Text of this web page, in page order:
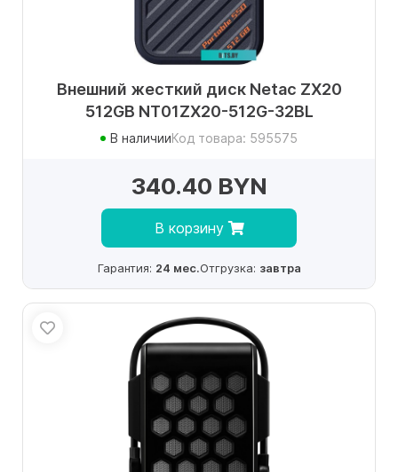
Внешний жесткий диск Netac ZX20
512GB NT01ZX20-512G-32BL
В наличииКод товара: 595575
340.40 BYN
В корзину
Гарантия: 24 мес.Отгрузка: завтра